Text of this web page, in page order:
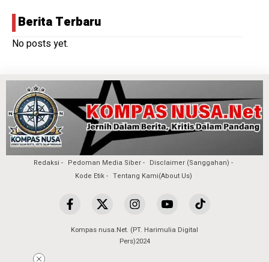
Berita Terbaru
No posts yet.
Redaksi Pedoman Media Siber
Disclaimer (Sanggahan)
Kode Etik
Tentang Kami(About Us)
Kompas nusa.Net. (PT. Harimulia Digital
Pers)2024